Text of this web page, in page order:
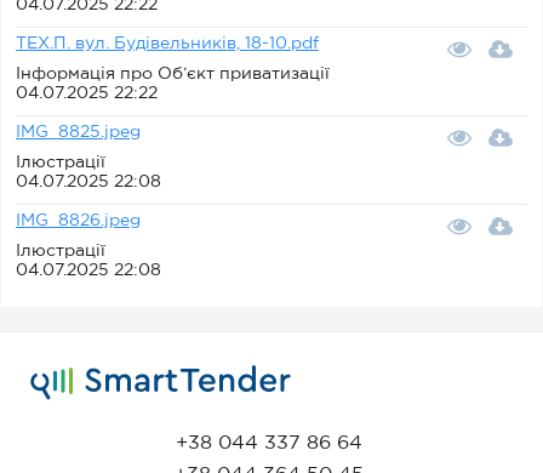
04.07.2025 22:22
ТЕХ.П. вул. Будівельників, 18-10.pdf
Інформація про Об’єкт приватизації
04.07.2025 22:22
IMG_8825.jpeg
Ілюстрації
04.07.2025 22:08
IMG_8826.jpeg
Ілюстрації
04.07.2025 22:08
+38 044 337 86 64